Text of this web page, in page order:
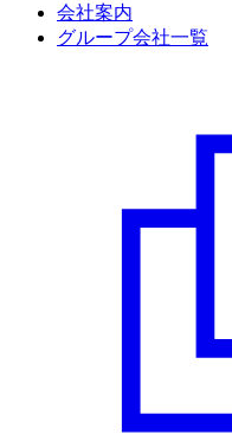
会社案内
グループ会社一覧